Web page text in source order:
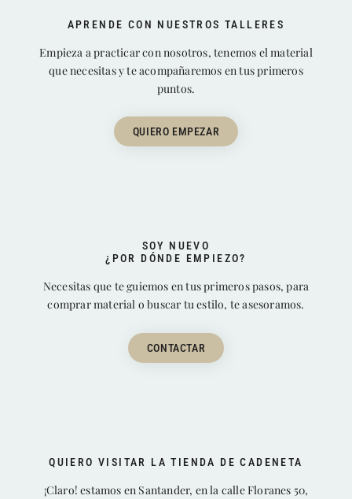
APRENDE CON NUESTROS TALLERES
Empieza a practicar con nosotros, tenemos el material
que necesitas y te acompañaremos en tus primeros
puntos.
QUIERO EMPEZAR
SOY NUEVO
¿POR DÓNDE EMPIEZO?
Necesitas que te guiemos en tus primeros pasos, para
comprar material o buscar tu estilo, te asesoramos.
CONTACTAR
QUIERO VISITAR LA TIENDA DE CADENETA
¡Claro! estamos en Santander, en la calle Floranes 50,